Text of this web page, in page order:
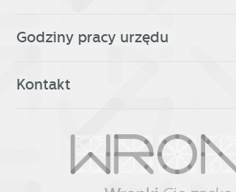
Godziny pracy urzędu
Kontakt